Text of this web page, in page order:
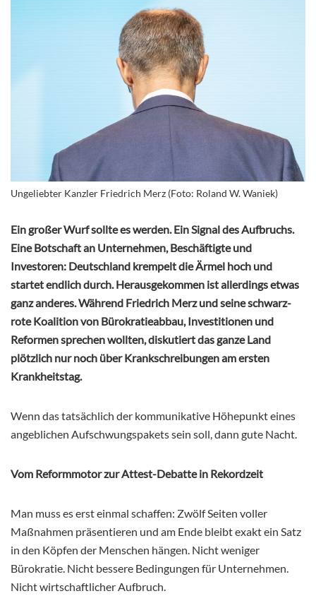
Ungeliebter Kanzler Friedrich Merz (Foto: Roland W. Waniek)
Ein großer Wurf sollte es werden. Ein Signal des Aufbruchs.
Eine Botschaft an Unternehmen, Beschäftigte und
Investoren: Deutschland krempelt die Ärmel hoch und
startet endlich durch. Herausgekommen ist allerdings etwas
ganz anderes. Während Friedrich Merz und seine schwarz-
rote Koalition von Bürokratieabbau, Investitionen und
Reformen sprechen wollten, diskutiert das ganze Land
plötzlich nur noch über Krankschreibungen am ersten
Krankheitstag.
Wenn das tatsächlich der kommunikative Höhepunkt eines
angeblichen Aufschwungspakets sein soll, dann gute Nacht.
Vom Reformmotor zur Attest-Debatte in Rekordzeit
Man muss es erst einmal schaffen: Zwölf Seiten voller
Maßnahmen präsentieren und am Ende bleibt exakt ein Satz
in den Köpfen der Menschen hängen. Nicht weniger
Bürokratie. Nicht bessere Bedingungen für Unternehmen.
Nicht wirtschaftlicher Aufbruch.